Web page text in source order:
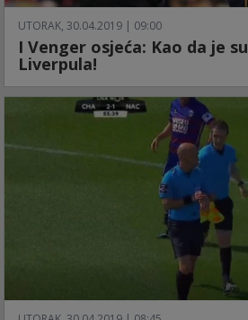
UTORAK, 30.04.2019 | 09:00
I Venger osjeća: Kao da je
Liverpula!